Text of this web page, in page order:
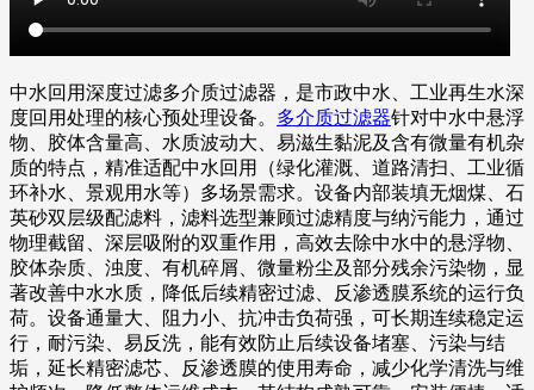
中水回用深度过滤多介质过滤器，是市政中水、工业再生水深
度回用处理的核心预处理设备。 多介质过滤器针对中水中悬浮
物、胶体含量高、水质波动大、易滋生黏泥及含有微量有机杂
质的特点，精准适配中水回用（绿化灌溉、道路清扫、工业循
环补水、景观用水等）多场景需求。设备内部装填无烟煤、石
英砂双层级配滤料，滤料选型兼顾过滤精度与纳污能力，通过
物理截留、深层吸附的双重作用，高效去除中水中的悬浮物、
胶体杂质、浊度、有机碎屑、微量粉尘及部分残余污染物，显
著改善中水水质，降低后续精密过滤、反渗透膜系统的运行负
荷。设备通量大、阻力小、抗冲击负荷强，可长期连续稳定运
行，耐污染、易反洗，能有效防止后续设备堵塞、污染与结
垢，延长精密滤芯、反渗透膜的使用寿命，减少化学清洗与维